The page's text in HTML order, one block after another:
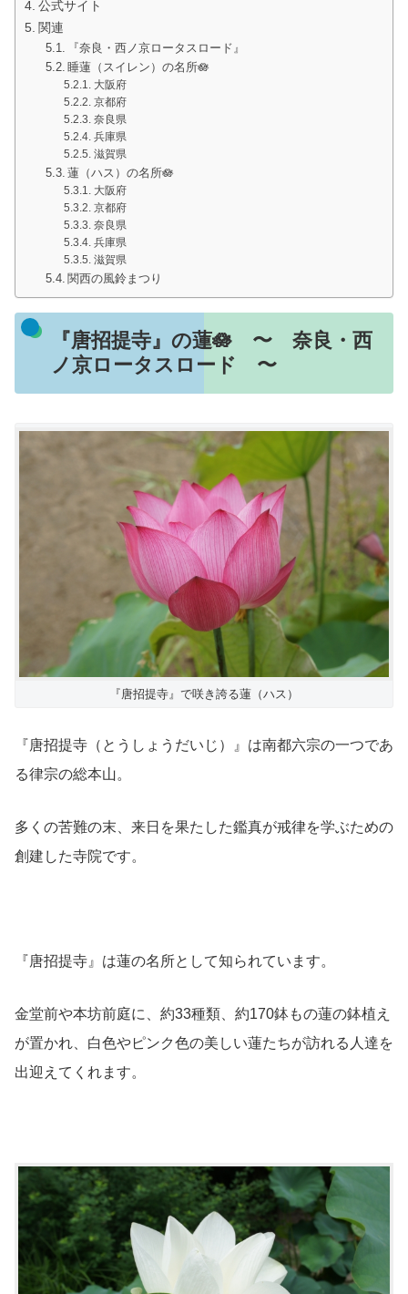
公式サイト
関連
『奈良・西ノ京ロータスロード』
睡蓮（スイレン）の名所🪷
大阪府
京都府
奈良県
兵庫県
滋賀県
蓮（ハス）の名所🪷
大阪府
京都府
奈良県
兵庫県
滋賀県
関西の風鈴まつり
『唐招提寺』の蓮🪷 〜 奈良・西
ノ京ロータスロード 〜
『唐招提寺』で咲き誇る蓮（ハス）
『唐招提寺（とうしょうだいじ）』は南都六宗の一つであ
る律宗の総本山。
多くの苦難の末、来日を果たした鑑真が戒律を学ぶための
創建した寺院です。
『唐招提寺』は蓮の名所として知られています。
金堂前や本坊前庭に、約33種類、約170鉢もの蓮の鉢植え
が置かれ、白色やピンク色の美しい蓮たちが訪れる人達を
出迎えてくれます。